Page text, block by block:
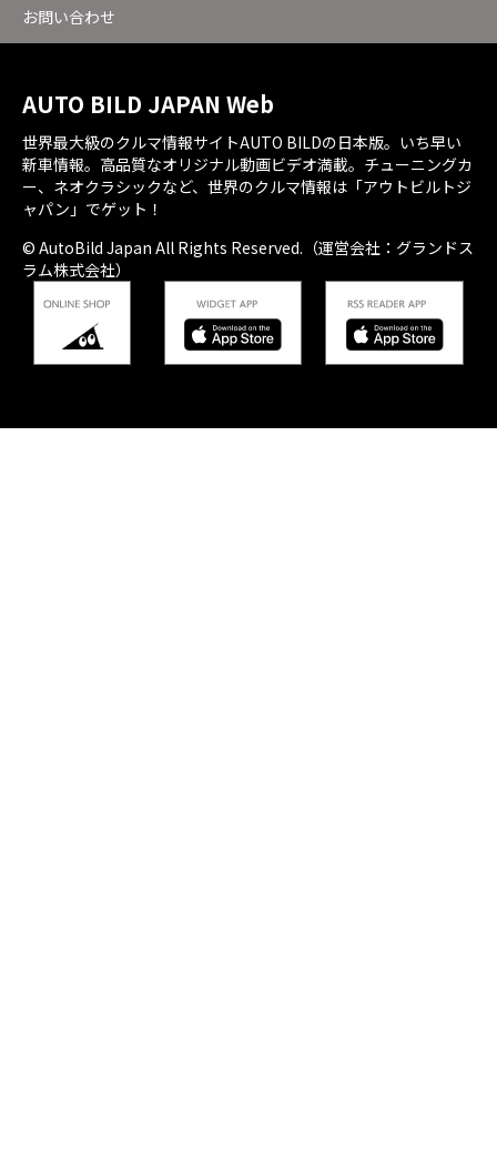
お問い合わせ
AUTO BILD JAPAN Web
世界最大級のクルマ情報サイトAUTO BILDの日本版。いち早い
新車情報。高品質なオリジナル動画ビデオ満載。チューニングカ
ー、ネオクラシックなど、世界のクルマ情報は「アウトビルトジ
ャパン」でゲット！
© AutoBild Japan All Rights Reserved.（運営会社：グランドス
ラム株式会社）